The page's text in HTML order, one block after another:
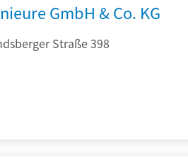
GmbH & Co. KG
Straße 398